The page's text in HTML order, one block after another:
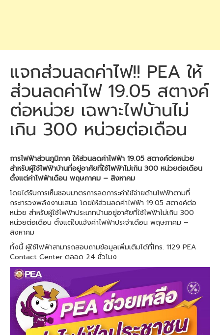
แจกส่วนลดค่าไฟ!! PEA ให้
ส่วนลดค่าไฟ 19.05 สตางค์
ต่อหน่วย เฉพาะไฟบ้านไม่
เกิน 300 หน่วยต่อเดือน
การไฟฟ้าส่วนภูมิภาค ให้ส่วนลดค่าไฟฟ้า 19.05 สตางค์ต่อหน่วย
สำหรับผู้ใช้ไฟฟ้าบ้านที่อยู่อาศัยที่ใช้ไฟฟ้าไม่เกิน 300 หน่วยต่อเดือน
ตั้งแต่ค่าไฟฟ้าเดือน พฤษภาคม – สิงหาคม
โดยได้รับการเห็นชอบมาตรการลดภาระค่าใช้จ่ายด้านไฟฟ้าตามที่
กระทรวงพลังงานเสนอ โดยให้ส่วนลดค่าไฟฟ้า 19.05 สตางค์ต่อ
หน่วย สำหรับผู้ใช้ไฟฟ้าประเภทบ้านอยู่อาศัยที่ใช้ไฟฟ้าไม่เกิน 300
หน่วยต่อเดือน ตั้งแต่ใบแจ้งค่าไฟฟ้าประจำเดือน พฤษภาคม –
สิงหาคม
ทั้งนี้ ผู้ใช้ไฟฟ้าสามารถสอบถามข้อมูลเพิ่มเติมได้ที่โทร. 1129 PEA
Contact Center ตลอด 24 ชั่วโมง